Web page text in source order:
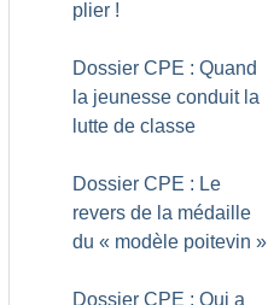
plier !
Dossier CPE : Quand
la jeunesse conduit la
lutte de classe
Dossier CPE : Le
revers de la médaille
du « modèle poitevin »
Dossier CPE : Qui a